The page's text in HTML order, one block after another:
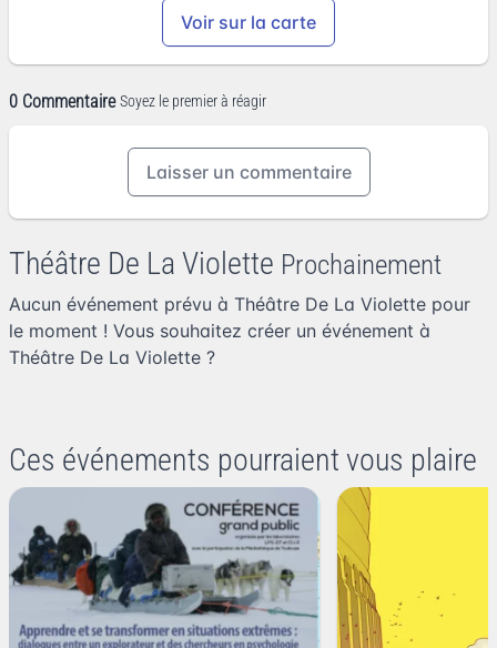
Voir sur la carte
0 Commentaire Soyez le premier à réagir
Laisser un commentaire
Théâtre De La Violette Prochainement
Aucun événement prévu à Théâtre De La Violette pour
le moment ! Vous souhaitez créer un événement à
Théâtre De La Violette ?
Ces événements pourraient vous plaire